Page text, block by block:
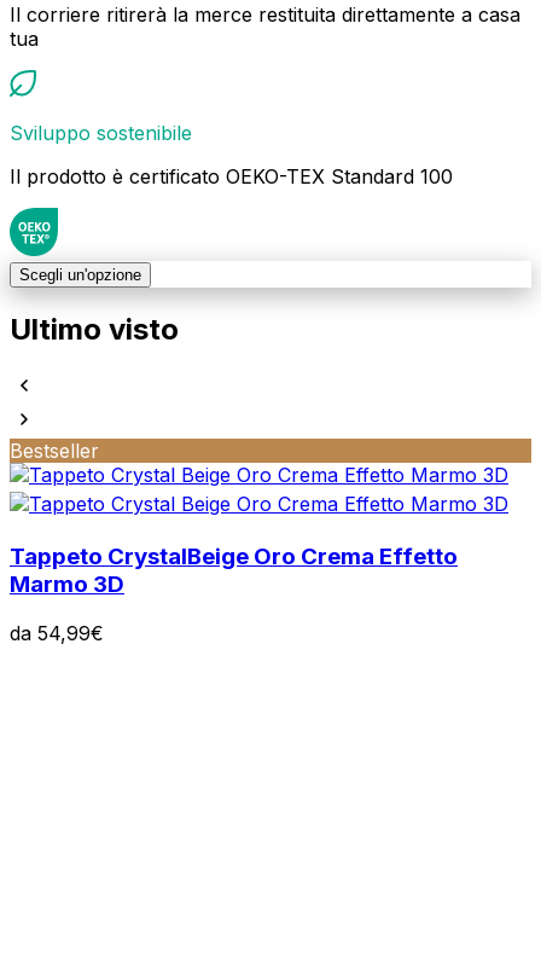
Il corriere ritirerà la merce restituita direttamente a casa
tua
Sviluppo sostenibile
Il prodotto è certificato OEKO-TEX Standard 100
Scegli un'opzione
Ultimo visto
Bestseller
Tappeto CrystalBeige Oro Crema Effetto
Marmo 3D
da 54,99€